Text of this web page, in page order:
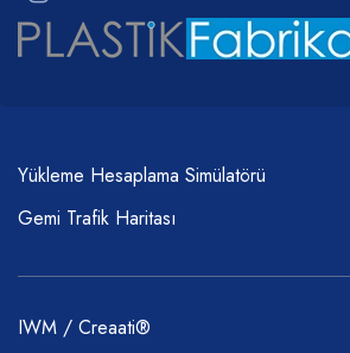
Yükleme Hesaplama Simülatörü
Gemi Trafik Haritası
IWM / Creaati®